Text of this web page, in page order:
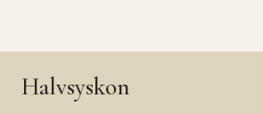
Halvsyskon